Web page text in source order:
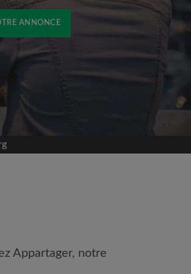
ANNONCE
Appartager, notre